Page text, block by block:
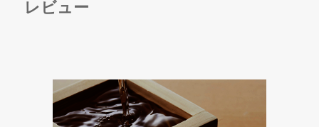
日:
レビュー